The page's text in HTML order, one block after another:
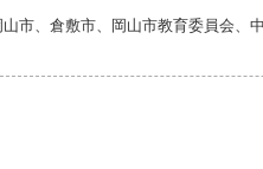
市、倉敷市、岡山市教育委員会、